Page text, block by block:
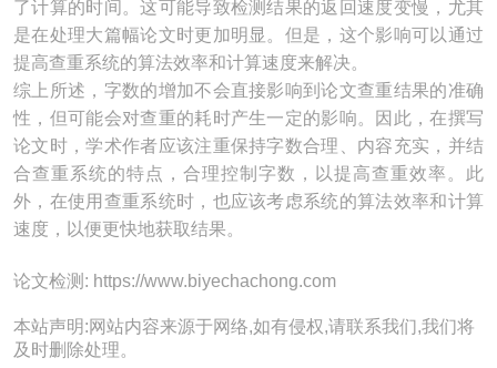
了计算的时间。这可能导致检测结果的返回速度变慢，尤其
是在处理大篇幅论文时更加明显。但是，这个影响可以通过
提高查重系统的算法效率和计算速度来解决。
综上所述，字数的增加不会直接影响到论文查重结果的准确
性，但可能会对查重的耗时产生一定的影响。因此，在撰写
论文时，学术作者应该注重保持字数合理、内容充实，并结
合查重系统的特点，合理控制字数，以提高查重效率。此
外，在使用查重系统时，也应该考虑系统的算法效率和计算
速度，以便更快地获取结果。
论文检测: https://www.biyechachong.com
本站声明:网站内容来源于网络,如有侵权,请联系我们,我们将
及时删除处理。